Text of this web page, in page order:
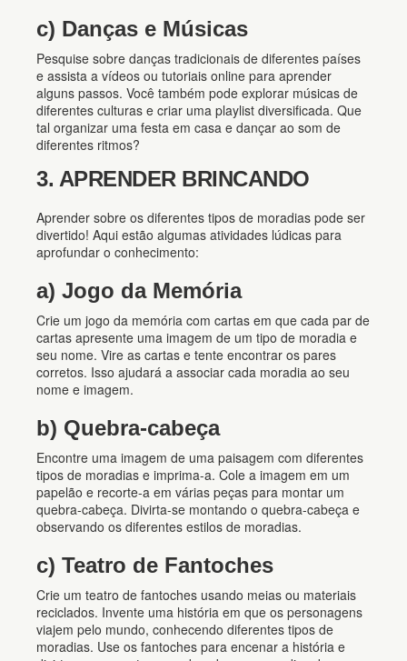
c) Danças e Músicas
Pesquise sobre danças tradicionais de diferentes países
e assista a vídeos ou tutoriais online para aprender
alguns passos. Você também pode explorar músicas de
diferentes culturas e criar uma playlist diversificada. Que
tal organizar uma festa em casa e dançar ao som de
diferentes ritmos?
3. APRENDER BRINCANDO
Aprender sobre os diferentes tipos de moradias pode ser
divertido! Aqui estão algumas atividades lúdicas para
aprofundar o conhecimento:
a) Jogo da Memória
Crie um jogo da memória com cartas em que cada par de
cartas apresente uma imagem de um tipo de moradia e
seu nome. Vire as cartas e tente encontrar os pares
corretos. Isso ajudará a associar cada moradia ao seu
nome e imagem.
b) Quebra-cabeça
Encontre uma imagem de uma paisagem com diferentes
tipos de moradias e imprima-a. Cole a imagem em um
papelão e recorte-a em várias peças para montar um
quebra-cabeça. Divirta-se montando o quebra-cabeça e
observando os diferentes estilos de moradias.
c) Teatro de Fantoches
Crie um teatro de fantoches usando meias ou materiais
reciclados. Invente uma história em que os personagens
viajem pelo mundo, conhecendo diferentes tipos de
moradias. Use os fantoches para encenar a história e